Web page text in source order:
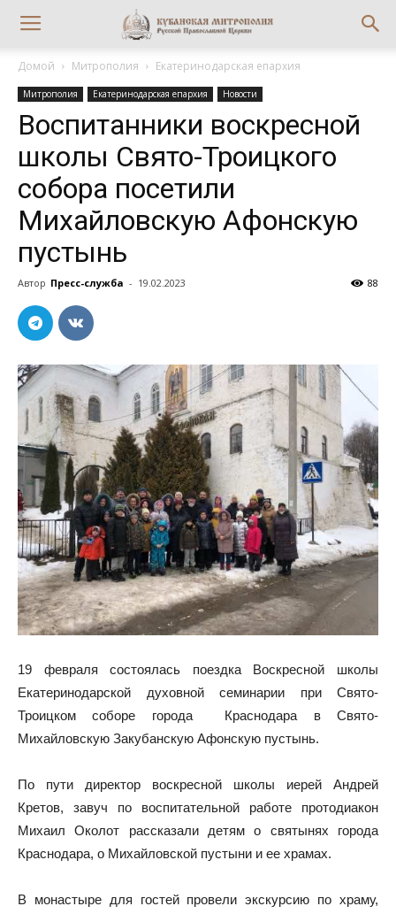
Домой Митрополия Екатеринодарская епархия
Митрополия Екатеринодарская епархия Новости
Воспитанники воскресной
школы Свято-Троицкого
собора посетили
Михайловскую Афонскую
пустынь
Автор Пресс-служба - 19.02.2023 88
19 февраля состоялась поездка Воскресной школы
Екатеринодарской духовной семинарии при Свято-
Троицком соборе города Краснодара в Свято-
Михайловскую Закубанскую Афонскую пустынь.
По пути директор воскресной школы иерей Андрей
Кретов, завуч по воспитательной работе протодиакон
Михаил Околот рассказали детям о святынях города
Краснодара, о Михайловской пустыни и ее храмах.
В монастыре для гостей провели экскурсию по храму,